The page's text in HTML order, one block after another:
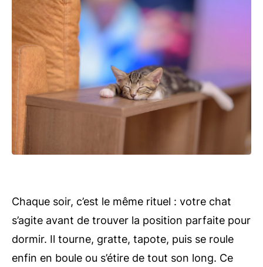
Chaque soir, c’est le même rituel : votre chat
s’agite avant de trouver la position parfaite pour
dormir. Il tourne, gratte, tapote, puis se roule
enfin en boule ou s’étire de tout son long. Ce